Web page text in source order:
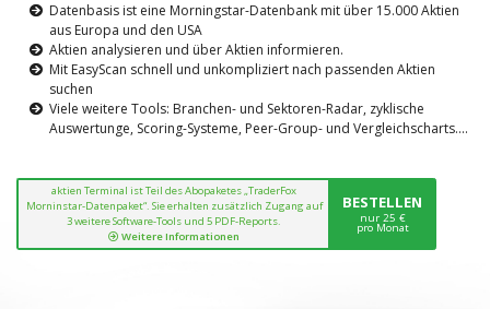
Datenbasis ist eine Morningstar-Datenbank mit über 15.000 Aktien
aus Europa und den USA
Aktien analysieren und über Aktien informieren.
Mit EasyScan schnell und unkompliziert nach passenden Aktien
suchen
Viele weitere Tools: Branchen- und Sektoren-Radar, zyklische
Auswertunge, Scoring-Systeme, Peer-Group- und Vergleichscharts....
aktien Terminal ist Teil des Abopaketes „TraderFox
Morninstar-Datenpaket“. Sie erhalten zusätzlich Zugang auf
3 weitere Software-Tools und 5 PDF-Reports.
Weitere Informationen
BESTELLEN
nur 25 €
pro Monat